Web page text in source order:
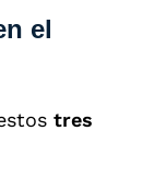
el
tres